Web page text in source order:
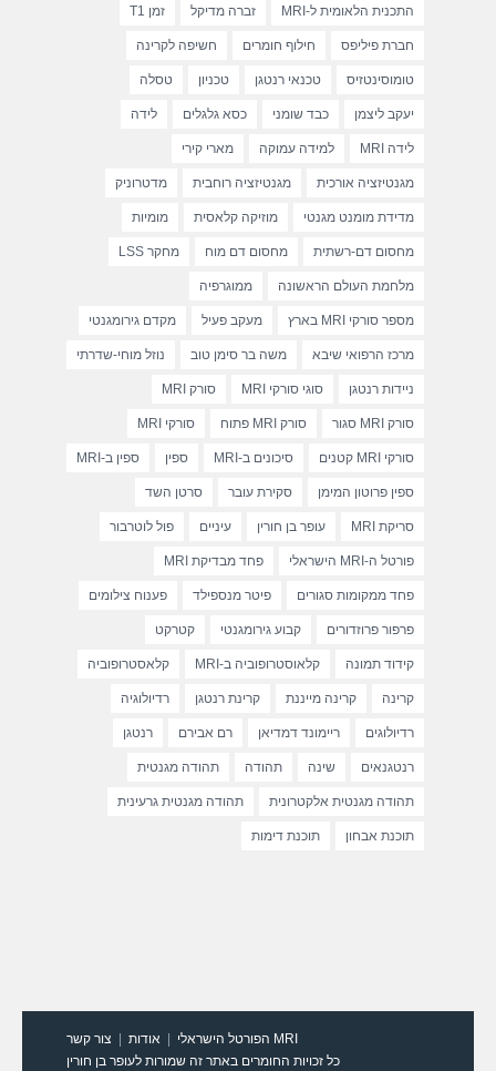
התכנית הלאומית ל-MRI זברה מדיקל זמן T1
חברת פיליפס חילוף חומרים חשיפה לקרינה
טומוסינטזיס טכנאי רנטגן טכניון טסלה
יעקב ליצמן כבד שומני כסא גלגלים לידה
לידה MRI למידה עמוקה מארי קירי
מגנטיזציה אורכית מגנטיזציה רוחבית מדטרוניק
מדידת מומנט מגנטי מוזיקה קלאסית מומיות
מחסום דם-רשתית מחסום דם מוח מחקר LSS
מלחמת העולם הראשונה ממוגרפיה
מספר סורקי MRI בארץ מעקב פעיל מקדם גירומגנטי
מרכז הרפואי שיבא משה בר סימן טוב נוזל מוחי-שדרתי
ניידות רנטגן סוגי סורקי MRI סורק MRI
סורק MRI סגור סורק MRI פתוח סורקי MRI
סורקי MRI קטנים סיכונים ב-MRI ספין ספין ב-MRI
ספין פרוטון המימן סקירת עובר סרטן השד
סריקת MRI עופר בן חורין עיניים פול לוטרבור
פורטל ה-MRI הישראלי פחד מבדיקת MRI
פחד ממקומות סגורים פיטר מנספילד פענוח צילומים
פרפור פרוזדורים קבוע גירומגנטי קטרקט
קידוד תמונה קלאוסטרופוביה ב-MRI קלאסטרופוביה
קרינה קרינה מייננת קרינת רנטגן רדיולוגיה
רדיולוגים ריימונד דמדיאן רם אבירם רנטגן
רנטגנאים שינה תהודה תהודה מגנטית
תהודה מגנטית אלקטרונית תהודה מגנטית גרעינית
תוכנת אבחון תוכנת דימות
צור קשר אודות
MRI הפורטל הישראלי
כל זכויות החומרים באתר זה שמורות לעופר בן חורין